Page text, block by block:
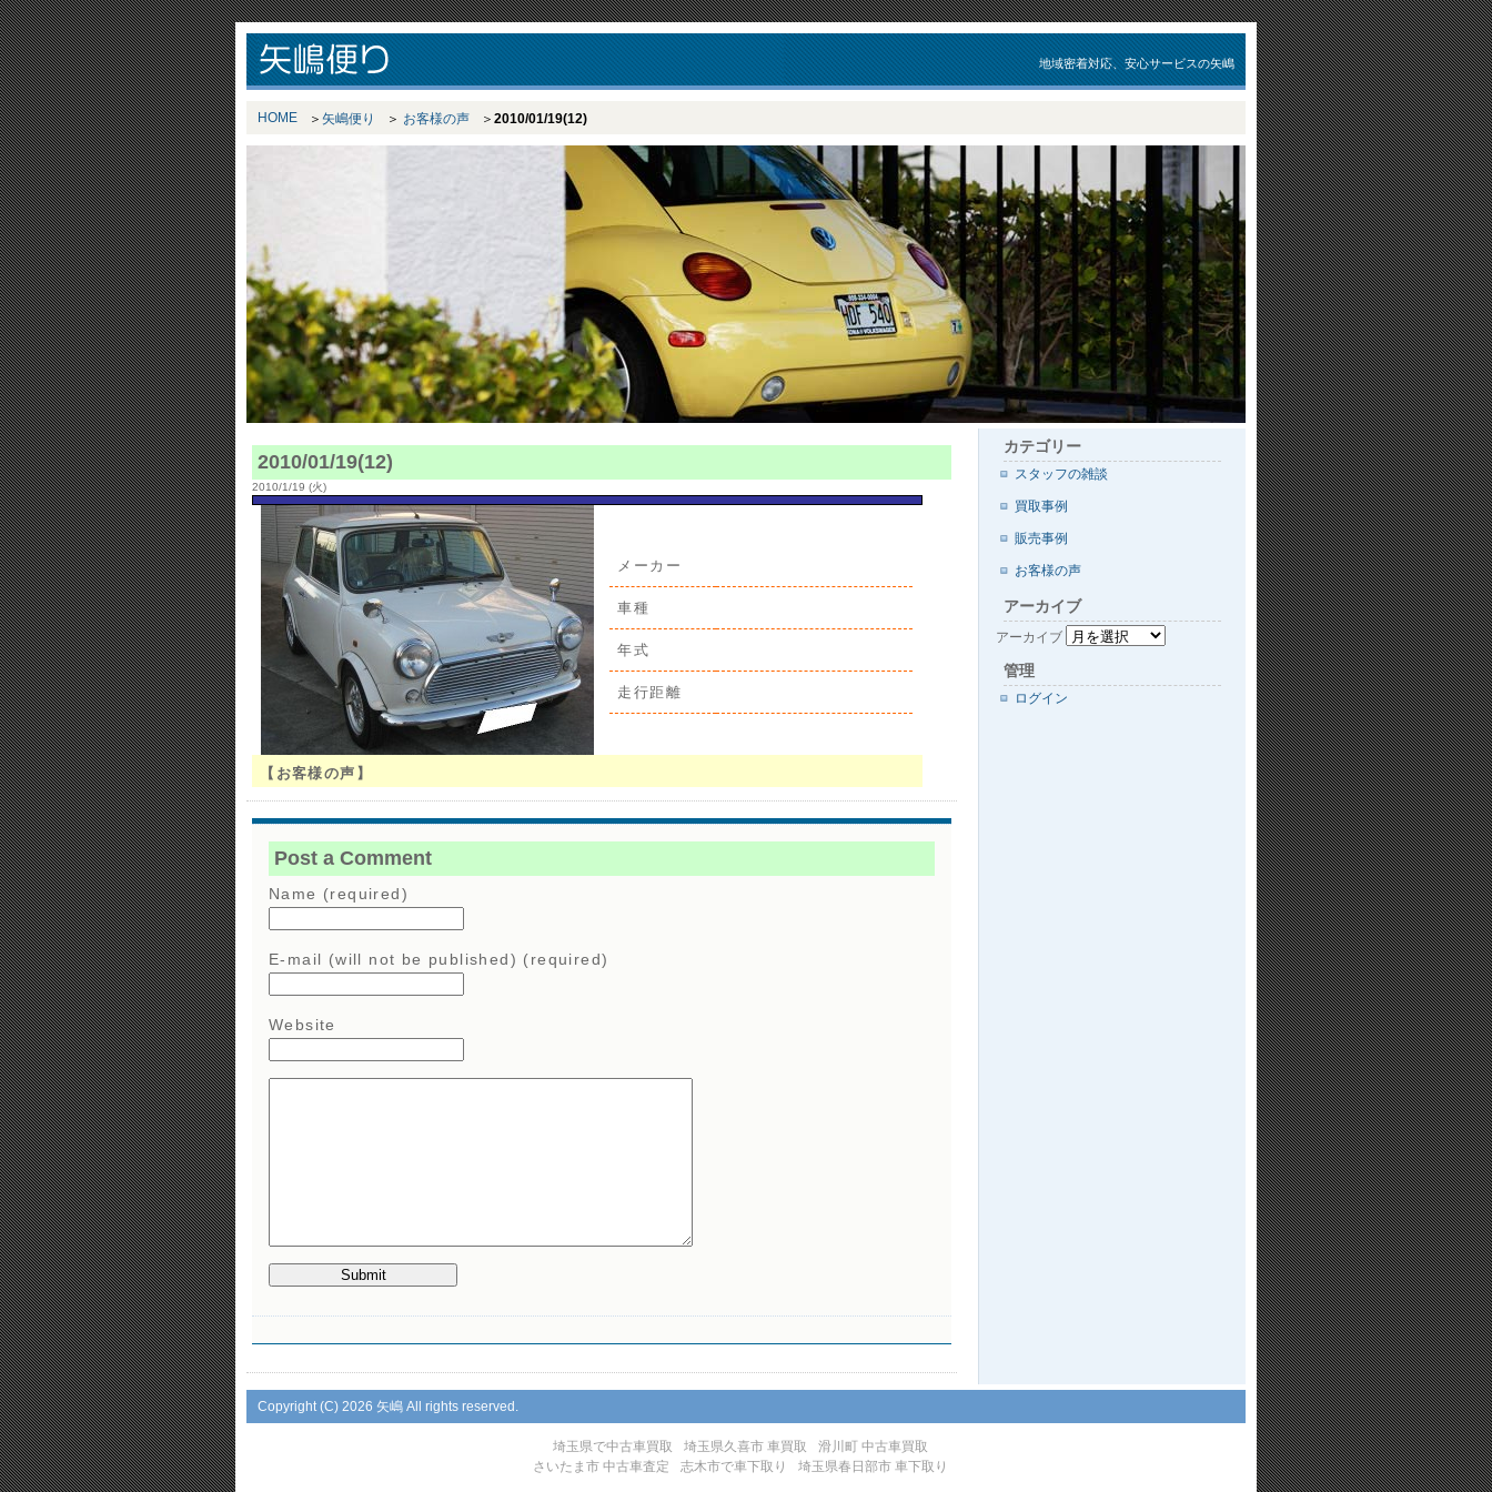
地域密着対応、安心サービスの矢嶋
HOME 矢嶋便り お客様の声 2010/01/19(12)
2010/01/19(12)
2010/1/19 (火)
メーカー
車種
年式
走行距離
【お客様の声】
Post a Comment
Name (required)
E-mail (will not be published) (required)
Website
カテゴリー
スタッフの雑談
買取事例
販売事例
お客様の声
アーカイブ
アーカイブ
管理
ログイン
Copyright (C) 2026 矢嶋 All rights reserved.
埼玉県で中古車買取 埼玉県久喜市 車買取
滑川町 中古車買取
さいたま市 中古車査定
志木市で車下取り 埼玉県春日部市 車下取り